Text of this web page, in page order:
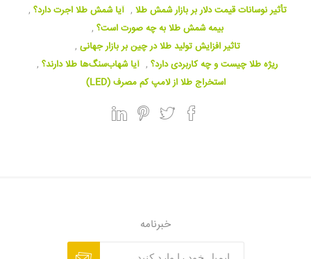
تأثیر نوسانات قیمت دلار بر بازار شمش طلا , آیا شمش طلا اجرت دارد؟ ,
بیمه شمش طلا به چه صورت است؟ ,
تاثیر افزایش تولید طلا در چین بر بازار جهانی ,
ریژه طلا چیست و چه کاربردی دارد؟ , آیا شهاب‌سنگ‌ها طلا دارند؟ ,
استخراج طلا از لامپ کم مصرف (LED)
خبرنامه